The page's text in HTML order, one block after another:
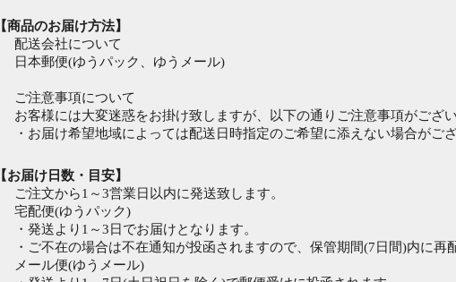
【商品のお届け方法】
配送会社について
日本郵便(ゆうパック、ゆうメール)
ご注意事項について
お客様には大変迷惑をお掛け致しますが、以下の通りご注意事項がござ
・お届け希望地域によっては配送日時指定のご希望に添えない場合がござ
【お届け日数・目安】
ご注文から1～3営業日以内に発送致します。
宅配便(ゆうパック)
・発送より1～3日でお届けとなります。
・ご不在の場合は不在通知が投函されますので、保管期間(7日間)内に再
メール便(ゆうメール)